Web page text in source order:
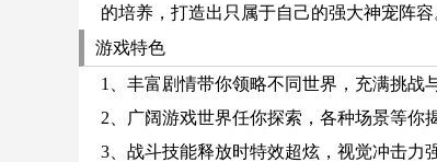
的培养，打造出只属于自己的强大神宠阵容
游戏特色
1、丰富剧情带你领略不同世界，充满挑战
2、广阔游戏世界任你探索，各种场景等你
3、战斗技能释放时特效超炫，视觉冲击力